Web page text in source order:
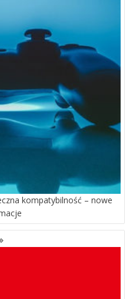
kompatybilność – nowe